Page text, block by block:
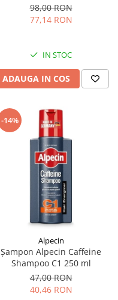
98,00 RON
77,14 RON
IN STOC
ADAUGA IN COS
-14%
Alpecin
Șampon Alpecin Caffeine
Shampoo C1 250 ml
47,00 RON
40,46 RON